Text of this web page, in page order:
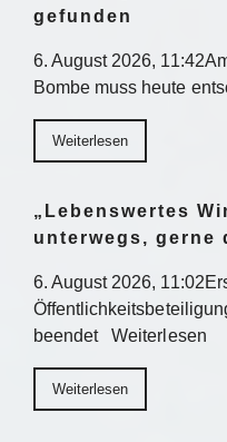
gefunden
6. August 2026,
Bombe muss heute
Weiterlesen
„Lebenswertes
unterwegs, gerne
6. August 2026,
beendet Weiterlesen
Weiterlesen